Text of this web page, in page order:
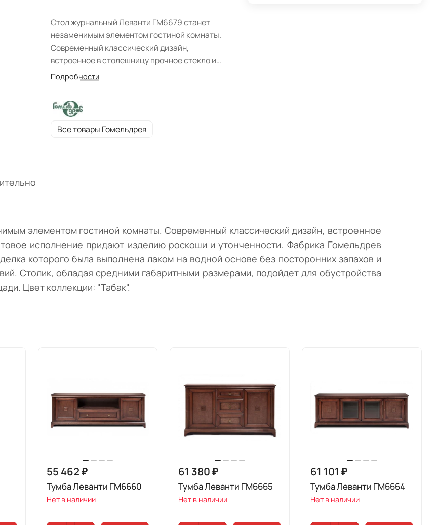
Стол журнальный Леванти ГМ6679 станет
незаменимым элементом гостиной комнаты.
Современный классический дизайн,
встроенное в столешницу прочное стекло и
благородное цветовое исполнение придают
Гомельдрев изготовила модель из массива и
шпона березы, отделка которого была
выполнена лаком на водной основе без
посторонних запахов и защитой древесины от
Подробности
Все товары Гомельдрев
элементом гостиной комнаты. Современный классический дизайн, встроенное
исполнение придают изделию роскоши и утонченности. Фабрика Гомельдрев
которого была выполнена лаком на водной основе без посторонних запахов и
Столик, обладая средними габаритными размерами, подойдет для обустройства
Цвет коллекции: "Табак".
55 462 ₽
Тумба Леванти ГМ6660
Нет в наличии
61 380 ₽
Тумба Леванти ГМ6665
Нет в наличии
61 101 ₽
Тумба Леванти ГМ6664
Нет в наличии